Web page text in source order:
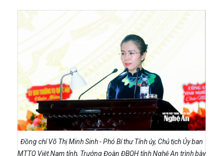
Đồng chí Võ Thị Minh Sinh - Phó Bí thư Tỉnh ủy, Chủ tịch Ủy ban
MTTQ Việt Nam tỉnh, Trưởng Đoàn ĐBQH tỉnh Nghệ An trình bày